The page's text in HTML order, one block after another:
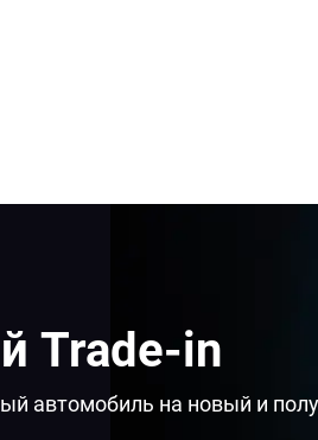
Trade-in
автомобиль на новый и